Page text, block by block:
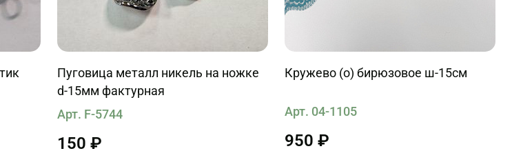
Пуговица металл никель на ножке
d-15мм фактурная
Арт. F-5744
150 ₽
Кружево (о) бирюзовое ш-15см
Арт. 04-1105
950 ₽